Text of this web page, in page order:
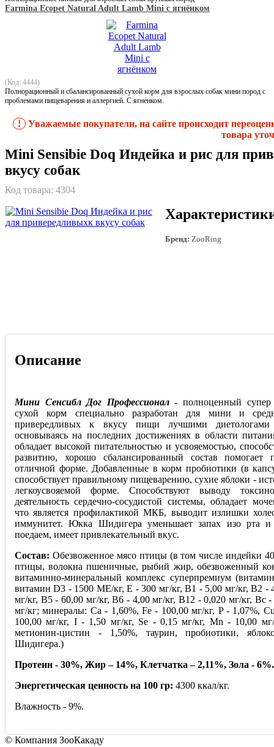
Farmina Ecopet Natural Adult Lamb Mini с ягнёнком
(Код: 4444)
Полнорационный и сбалансированный сухой корм для взрослых собак мини пород с
проблемами пищеварения и аллергией. С ягненком.
!
Уважаемые покупатели, на сайте происходит
товара
Mini Sensibie Doq Индейка и рис для
вкусу собак
Код товара: 4304
Бренд: ZooRing
Описание
Мини Сенсибл Дог Профессионал - полноценный супер
сухой корм специально разработан для мини и
привередливых к вкусу пищи лучшими диетологами
основываясь на последних достижениях в области
обладает высокой питательностью и усвояемостью,
развитию, хорошо сбалансированный состав
отличной форме. Добавленные в корм пробиотики (в
способствует правильному пищеварению, сухие яблоки -
легкоусвояемой форме. Способствуют выводу
деятельность сердечно-сосудистой системы, обладает
что является профилактикой МКБ, выводит излишки
иммунитет. Юкка Шидигера уменьшает запах изо рта
поедаем, имеет привлекательный вкус.
Состав: Обезвоженное мясо птицы (в том числе индейки
птицы, волокна пшеничные, рыбий жир, обезвоженный
витаминно-минеральный комплекс суперпремиум
витамин D3 - 1500 МЕ/кг, E - 300 мг/кг, B1 - 5,00 мг/кг, B2 -
мг/кг, B5 - 60,00 мг/кг, B6 - 4,00 мг/кг, B12 - 0,020 мг/кг, Bc
мг/кг; минералы: Ca - 1,60%, Fe - 100,00 мг/кг, P - 1,07%,
100,00 мг/кг, I - 1,50 мг/кг, Se - 0,15 мг/кг, Mn - 10,00
метионин-цистин - 1,50%, таурин, пробиотики,
Шидигера.)
Протеин - 30%, Жир – 14%, Клетчатка – 2,11%, Зола - 6%.
Энергетическая ценность на 100 гр: 4300 ккал/кг.
Влажность - 9%.
© Компания ЗооКакаду